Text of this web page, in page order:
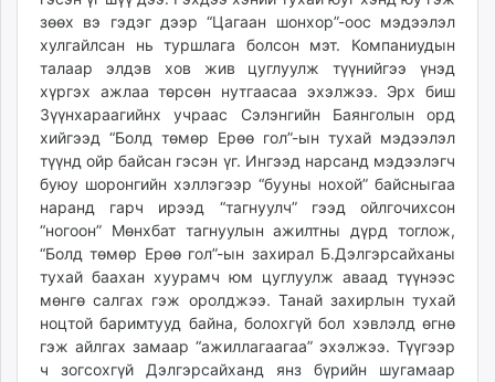
зөөх вэ гэдэг дээр “Цагаан шонхор”-оос мэдээлэл
хулгайлсан нь туршлага болсон мэт. Компаниудын
талаар элдэв хов жив цуглуулж түүнийгээ үнэд
хүргэх ажлаа төрсөн нутгаасаа эхэлжээ. Эрх биш
Зүүнхараагийнх учраас Сэлэнгийн Баянголын орд
хийгээд “Болд төмөр Ерөө гол”-ын тухай мэдээлэл
түүнд ойр байсан гэсэн үг. Ингээд нарсанд мэдээлэгч
буюу шоронгийн хэл­лэгээр “бууны нохой” байсныгаа
наранд гарч ирээд “тагнуулч” гээд ойлгочихсон
“ногоон” Мөнхбат тагнуулын ажилтны дүрд тоглож,
“Болд төмөр Ерөө гол”-ын захирал Б.Дэлгэрсайханы
тухай баахан хуурамч юм цуглуулж аваад түүнээс
мөнгө салгах гэж оролджээ. Танай захирлын тухай
ноцтой баримтууд байна, болохгүй бол хэвлэлд өгнө
гэж айлгах замаар “ажиллагаагаа” эхэлжээ. Түүгээр
ч зогсохгүй Дэлгэрсайханд янз бүрийн шугамаар